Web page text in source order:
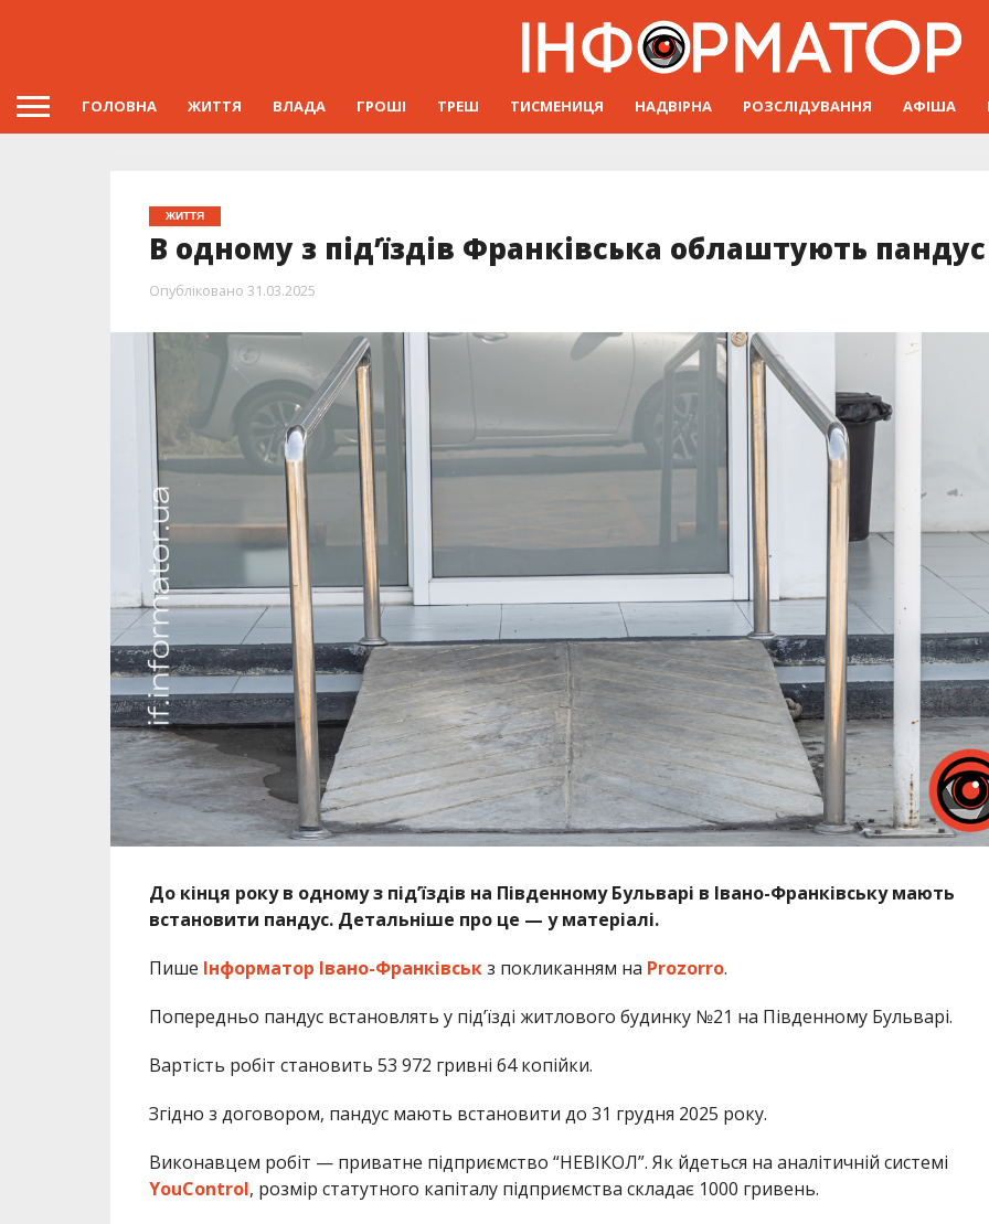
ГОЛОВНА ЖИТТЯ ВЛАДА ГРОШІ ТРЕШ ТИСМЕНИЦЯ НАДВІРНА РОЗСЛІДУВАННЯ АФІША
ЖИТТЯ
В одному з під’їздів Франківська облаштують пандус
Опубліковано 31.03.2025
До кінця року в одному з під’їздів на Південному Бульварі в Івано-Франківську мають
встановити пандус. Детальніше про це — у матеріалі.
Пише Інформатор Івано-Франківськз покликанням на Prozorro.
Попередньо пандус встановлять у під’їзді житлового будинку №21 на Південному Бульварі.
Вартість робіт становить 53 972 гривні 64 копійки.
Згідно з договором, пандус мають встановити до 31 грудня 2025 року.
Виконавцем робіт — приватне підприємство “НЕВІКОЛ”. Як йдеться на аналітичній системі
YouControl, розмір статутного капіталу підприємства складає 1000 гривень.